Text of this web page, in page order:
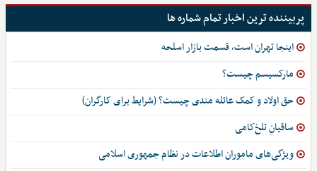
پربیننده ترین اخبار تمام شماره ها
اینجا تهران است، قسمت بازار اسلحه
مارکسیسم چیست؟
حق اولاد و کمک عائله مندی چیست؟ (شرایط برای کارگران)
ساقیانِ تلخ‌کامی
ویژگی‌های ماموران اطلاعات در نظام جمهوری اسلامی